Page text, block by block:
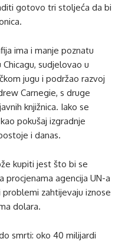
gotovo tri stoljeća da bi
ima i manje poznatu
sudjelovao u
jugu i podržao razvoj
Carnegie, s druge
knjižnica. Iako se
pokušaj izgradnje
i danas.
kupiti jest što bi se
agencija UN-a
zahtijevaju iznose
dolara.
smrti: oko 40 milijardi